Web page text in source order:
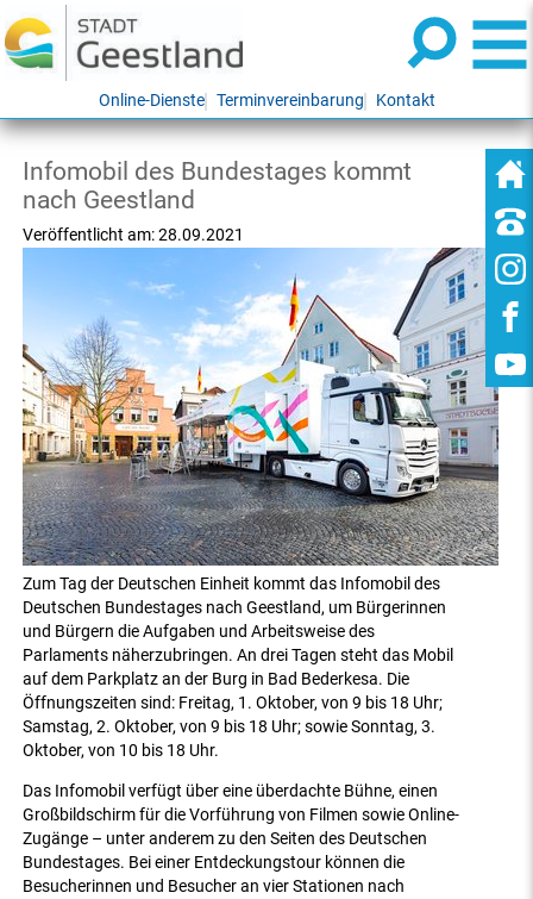
Online-Dienste Terminvereinbarung Kontakt
Infomobil des Bundestages kommt
nach Geestland
Veröffentlicht am:28.09.2021
Zum Tag der Deutschen Einheit kommt das Infomobil des
Deutschen Bundestages nach Geestland, um Bürgerinnen
und Bürgern die Aufgaben und Arbeitsweise des
Parlaments näherzubringen. An drei Tagen steht das Mobil
auf dem Parkplatz an der Burg in Bad Bederkesa. Die
Öffnungszeiten sind: Freitag, 1. Oktober, von 9 bis 18 Uhr;
Samstag, 2. Oktober, von 9 bis 18 Uhr; sowie Sonntag, 3.
Oktober, von 10 bis 18 Uhr.
Das Infomobil verfügt über eine überdachte Bühne, einen
Großbildschirm für die Vorführung von Filmen sowie Online-
Zugänge – unter anderem zu den Seiten des Deutschen
Bundestages. Bei einer Entdeckungstour können die
Besucherinnen und Besucher an vier Stationen nach